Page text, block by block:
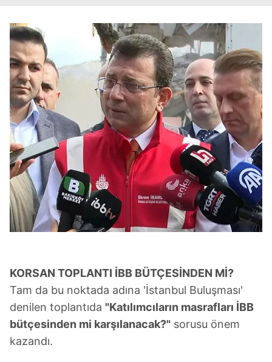
KORSAN TOPLANTI İBB BÜTÇESİNDEN Mİ?
Tam da bu noktada adına 'İstanbul Buluşması'
denilen toplantıda "Katılımcıların masrafları İBB
bütçesinden mi karşılanacak?" sorusu önem
kazandı.